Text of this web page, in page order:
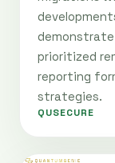
prioritized
reporting
strategies.
QUSECURE